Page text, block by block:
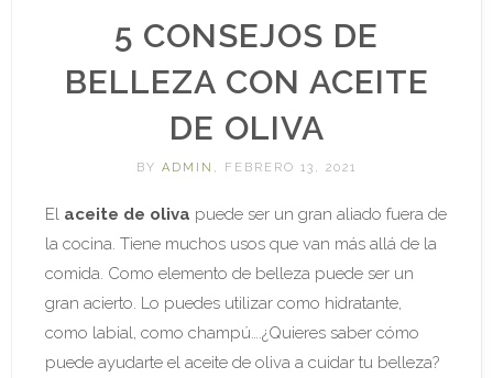
5 CONSEJOS DE
BELLEZA CON ACEITE
DE OLIVA
BY ADMIN , FEBRERO 13, 2021
El aceite de oliva puede ser un gran aliado fuera de
la cocina. Tiene muchos usos que van más allá de la
comida. Como elemento de belleza puede ser un
gran acierto. Lo puedes utilizar como hidratante,
como labial, como champú….¿Quieres saber cómo
puede ayudarte el aceite de oliva a cuidar tu belleza?